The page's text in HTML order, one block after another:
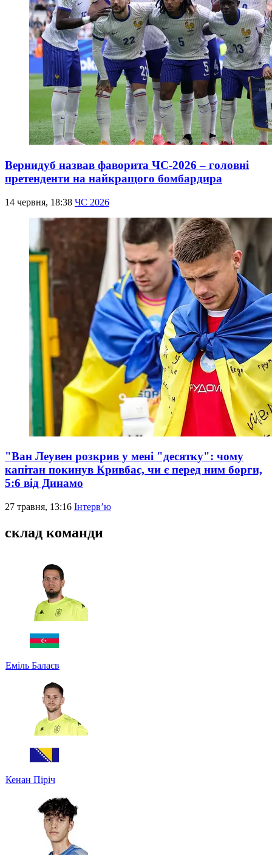
Вернидуб назвав фаворита ЧС-2026 – головні
претенденти на найкращого бомбардира
14 червня, 18:38 ЧС 2026
"Ван Леувен розкрив у мені "десятку": чому
капітан покинув Кривбас, чи є перед ним борги,
5:6 від Динамо
27 травня, 13:16 Інтерв’ю
склад команди
Еміль Балаєв
Кенан Піріч